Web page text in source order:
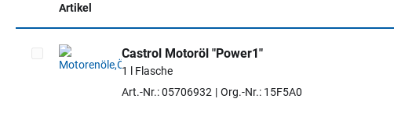
Artikel
Artikel auswählen
Castrol Motoröl "Power1"
1 l Flasche
Art.-Nr.: 05706932
Org.-Nr.: 15F5A0